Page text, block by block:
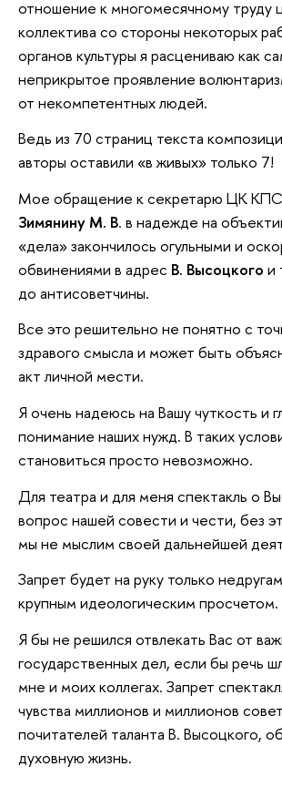
отношение к многомесячному труду
коллектива со стороны некоторых
органов культуры я расцениваю как
неприкрытое проявление
от некомпетентных людей.
Ведь из 70 страниц текста
авторы оставили «в живых» только 7!
Мое обращение к секретарю ЦК
Зимянину М. В. в надежде на
«дела» закончилось огульными и
обвинениями в адрес В. Высоцкого и
до антисоветчины.
Все это решительно не понятно с
здравого смысла и может быть
акт личной мести.
Я очень надеюсь на Вашу чуткость и
понимание наших нужд. В таких
становиться просто невозможно.
Для театра и для меня спектакль о
вопрос нашей совести и чести, без
мы не мыслим своей дальнейшей
Запрет будет на руку только
крупным идеологическим просчетом.
Я бы не решился отвлекать Вас от
государственных дел, если бы речь
мне и моих коллегах. Запрет
чувства миллионов и миллионов
почитателей таланта В. Высоцкого,
духовную жизнь.